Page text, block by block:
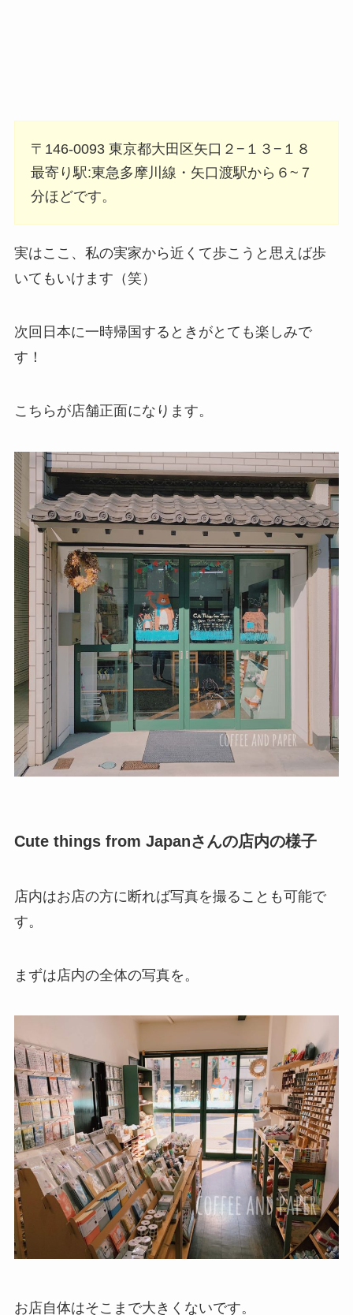
〒146-0093 東京都大田区矢口２−１３−１８
最寄り駅:東急多摩川線・矢口渡駅から６~７
分ほどです。
実はここ、私の実家から近くて歩こうと思えば歩
いてもいけます（笑）
次回日本に一時帰国するときがとても楽しみで
す！
こちらが店舗正面になります。
Cute things from Japanさんの店内の様子
店内はお店の方に断れば写真を撮ることも可能で
す。
まずは店内の全体の写真を。
お店自体はそこまで大きくないです。